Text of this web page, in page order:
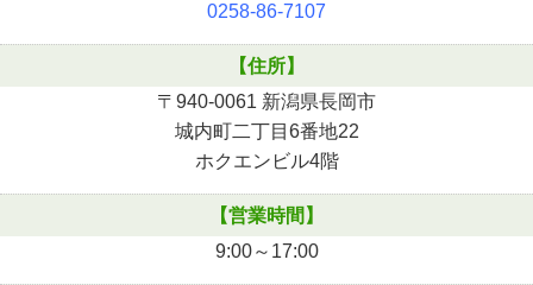
0258-86-7107
【住所】
〒940-0061 新潟県長岡市
城内町二丁目6番地22
ホクエンビル4階
【営業時間】
9:00～17:00